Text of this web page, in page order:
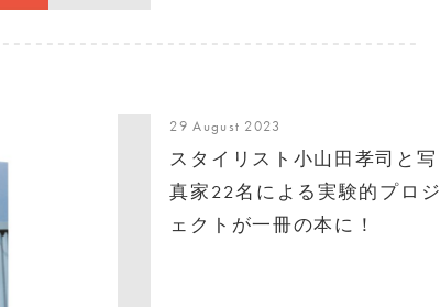
29 August 2023
スタイリスト小山田孝司と写
真家22名による実験的プロジ
ェクトが一冊の本に！